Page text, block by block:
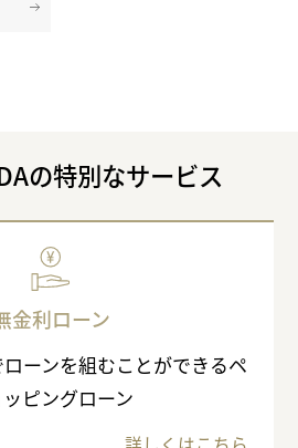
の特別なサービス
金利ローン
ーンを組むことができるペ
ピングローン